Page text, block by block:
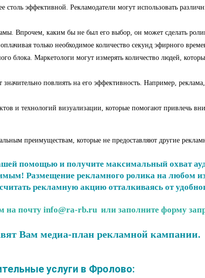
эффективной. Рекламодатели могут использовать
Впрочем, каким бы не был его выбор, он может сделать
только необходимое количество секунд эфирного
Маркетологи могут измерять количество людей,
повлиять на его эффективность. Например,
и технологий визуализации, которые помогают привлечь
преимуществам, которые не предоставляют другие
помощью и получите максимальный охват
Размещение рекламного ролика на любом
рекламную акцию отталкиваясь от
на почту info@ra-rb.ru или заполните форму
Вам медиа-план рекламной кампании.
услуги в Фролово: